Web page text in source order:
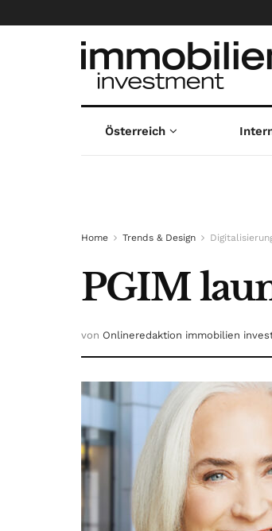
Österreich
Home Trends & Design
PGIM
von Onlineredaktion immobilien